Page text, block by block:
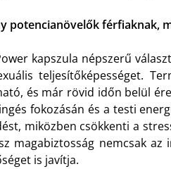
potencianövelők férfiaknak,
kapszula népszerű
teljesítőképességet.
és már rövid időn belül
fokozásán és a testi
miközben csökkenti a
magabiztosság nemcsak
is javítja.